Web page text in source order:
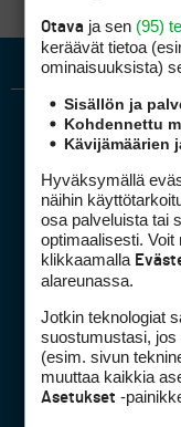
Otava ja sen (95)
keräävät tietoa
ominaisuuk­sista)
Sisällön ja
Kohdennettu
Kävijämäärien
Hyväksymällä
näihin
osa palveluista tai
optimaalisesti.
klikkaamalla
alareunassa.
Jotkin teknologiat
suostumustasi, jos
(esim. sivun
muuttaa kaikkia
Asetukset -